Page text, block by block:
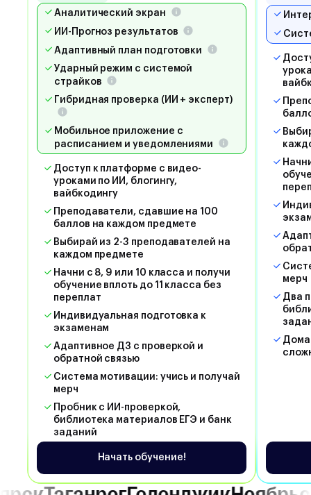
Аналитический экран
ИИ-Прогноз результатов
Адаптивный план подготовки
Ударный режим с системой
страйков
Гибридная проверка (ИИ + эксперт)
Мобильное приложение с
расписанием и уведомлениями
Доступ к платформе с видео-
уроками по ИИ, блогингу,
вайбкодингу
Преподаватели, сдавшие на 100
баллов на каждом предмете
Выбирай из 2-3 преподавателей на
каждом предмете
Начни с 8, 9 или 10 класса и получи
обучение вплоть до 11 класса без
переплат
Индивидуальная подготовка к
экзаменам
Адаптивное ДЗ с проверкой и
обратной связью
Система мотивации: учись и получай
мерч
Пробник с ИИ-проверкой,
библиотека материалов ЕГЭ и банк
заданий
Начать обучение!
мерч
Два